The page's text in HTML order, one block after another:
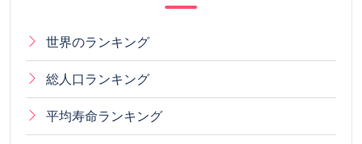
世界のランキング
総人口ランキング
平均寿命ランキング